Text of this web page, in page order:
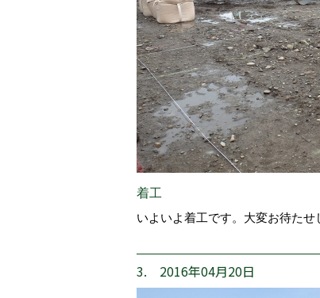
着工
いよいよ着工です。大変お待たせ
3. 2016年04月20日